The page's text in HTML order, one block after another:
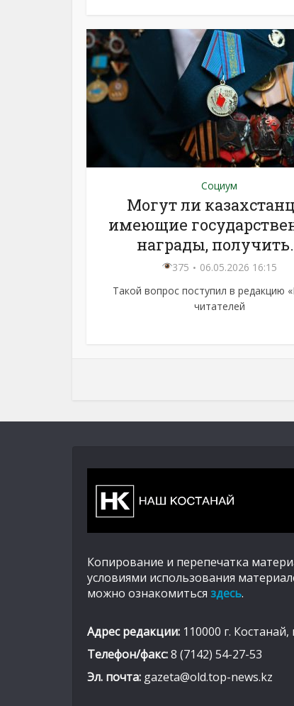
Социум
Могут ли
имеющие
награды,
375
06.05.2026 16:15
Такой вопрос поступил в редакцию
читателей
Копирование и перепечатка
условиями использования
можно ознакомиться здесь.
Адрес редакции: 110000 г.
Телефон/факс:8 (7142) 54-27-53
Эл. почта: gazeta@old.top-news.kz